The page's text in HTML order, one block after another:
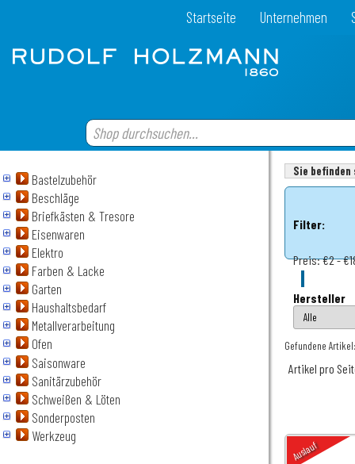
Startseite Unternehmen
Bastelzubehör
Beschläge
Briefkästen & Tresore
Eisenwaren
Elektro
Farben & Lacke
Garten
Haushaltsbedarf
Metallverarbeitung
Ofen
Saisonware
Sanitärzubehör
Schweißen & Löten
Sonderposten
Werkzeug
Sie
Filter:
Preis:€2 -
Hersteller
Gefundene
Artikel pro
Auslauf